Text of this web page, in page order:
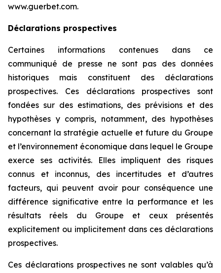
www.guerbet.com.
Déclarations prospectives
Certaines informations contenues dans ce
communiqué de presse ne sont pas des données
historiques mais constituent des déclarations
prospectives. Ces déclarations prospectives sont
fondées sur des estimations, des prévisions et des
hypothèses y compris, notamment, des hypothèses
concernant la stratégie actuelle et future du Groupe
et l’environnement économique dans lequel le Groupe
exerce ses activités. Elles impliquent des risques
connus et inconnus, des incertitudes et d’autres
facteurs, qui peuvent avoir pour conséquence une
différence significative entre la performance et les
résultats réels du Groupe et ceux présentés
explicitement ou implicitement dans ces déclarations
prospectives.
Ces déclarations prospectives ne sont valables qu’à